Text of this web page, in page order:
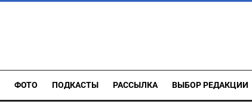
ФОТО ПОДКАСТЫ РАССЫЛКА ВЫБОР РЕДАКЦИИ